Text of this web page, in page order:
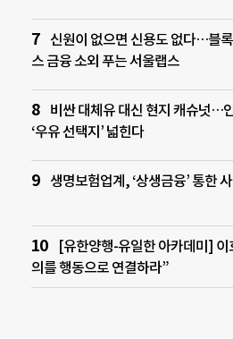
신원이 없으면 신용도 없다…블
스 금융 소외 푸는 서울랩스
비싼 대체유 대신 현지 캐슈넛…
‘우유 선택지’ 넓힌다
생명보험업계, ‘상생금융’ 통한
[유한양행-유일한 아카데미] 이
의를 행동으로 연결하라”